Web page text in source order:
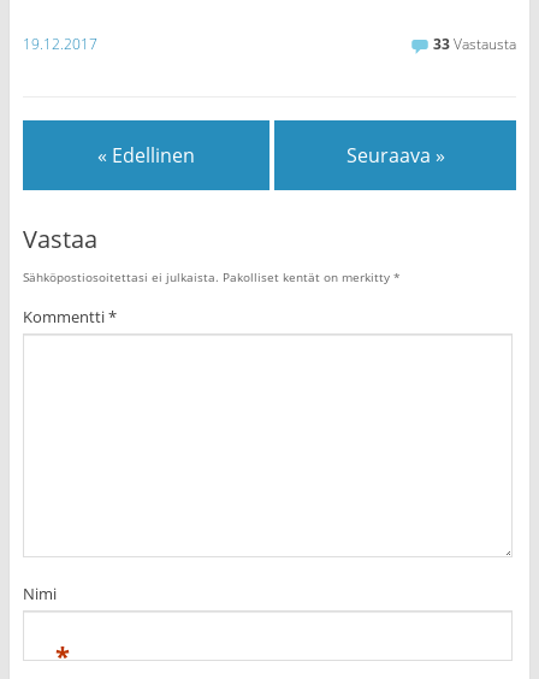
19.12.2017 33Vastausta
« Edellinen Seuraava »
Vastaa
Sähköpostiosoitettasi ei julkaista. Pakolliset kentät on merkitty *
Kommentti*
Nimi
*